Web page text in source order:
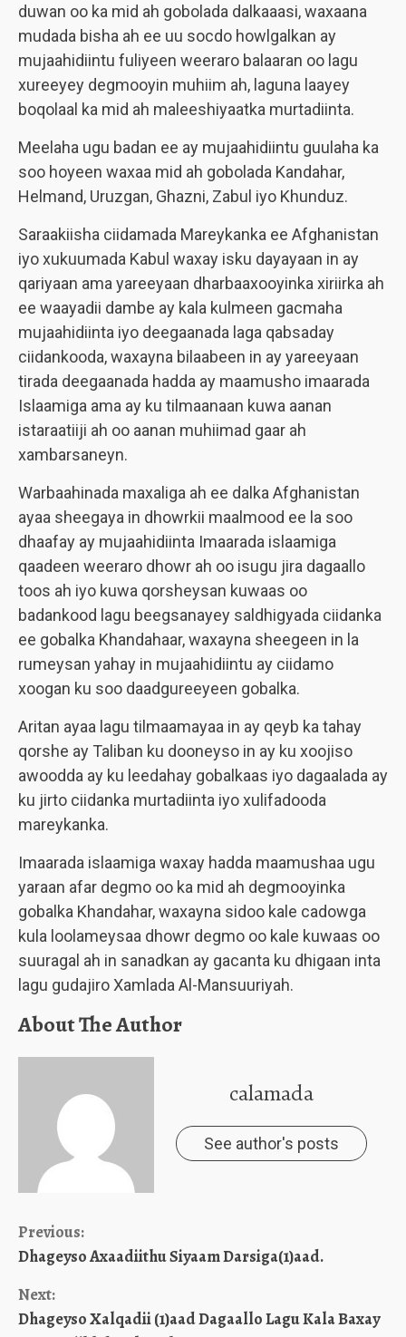
duwan oo ka mid ah gobolada dalkaaasi, waxaana
mudada bisha ah ee uu socdo howlgalkan ay
mujaahidiintu fuliyeen weeraro balaaran oo lagu
xureeyey degmooyin muhiim ah, laguna laayey
boqolaal ka mid ah maleeshiyaatka murtadiinta.
Meelaha ugu badan ee ay mujaahidiintu guulaha ka
soo hoyeen waxaa mid ah gobolada Kandahar,
Helmand, Uruzgan, Ghazni, Zabul iyo Khunduz.
Saraakiisha ciidamada Mareykanka ee Afghanistan
iyo xukuumada Kabul waxay isku dayayaan in ay
qariyaan ama yareeyaan dharbaaxooyinka xiriirka ah
ee waayadii dambe ay kala kulmeen gacmaha
mujaahidiinta iyo deegaanada laga qabsaday
ciidankooda, waxayna bilaabeen in ay yareeyaan
tirada deegaanada hadda ay maamusho imaarada
Islaamiga ama ay ku tilmaanaan kuwa aanan
istaraatiiji ah oo aanan muhiimad gaar ah
xambarsaneyn.
Warbaahinada maxaliga ah ee dalka Afghanistan
ayaa sheegaya in dhowrkii maalmood ee la soo
dhaafay ay mujaahidiinta Imaarada islaamiga
qaadeen weeraro dhowr ah oo isugu jira dagaallo
toos ah iyo kuwa qorsheysan kuwaas oo
badankood lagu beegsanayey saldhigyada ciidanka
ee gobalka Khandahaar, waxayna sheegeen in la
rumeysan yahay in mujaahidiintu ay ciidamo
xoogan ku soo daadgureeyeen gobalka.
Aritan ayaa lagu tilmaamayaa in ay qeyb ka tahay
qorshe ay Taliban ku dooneyso in ay ku xoojiso
awoodda ay ku leedahay gobalkaas iyo dagaalada ay
ku jirto ciidanka murtadiinta iyo xulifadooda
mareykanka.
Imaarada islaamiga waxay hadda maamushaa ugu
yaraan afar degmo oo ka mid ah degmooyinka
gobalka Khandahar, waxayna sidoo kale cadowga
kula loolameysaa dhowr degmo oo kale kuwaas oo
suuragal ah in sanadkan ay gacanta ku dhigaan inta
lagu gudajiro Xamlada Al-Mansuuriyah.
About The Author
calamada
See author's posts
Continue
Reading
Previous:
Dhageyso Axaadiithu Siyaam Darsiga(1)aad.
Next:
Dhageyso Xalqadii (1)aad Dagaallo Lagu Kala Baxay